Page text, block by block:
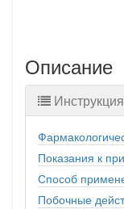
Описание
Показания к
Способ
Побочные